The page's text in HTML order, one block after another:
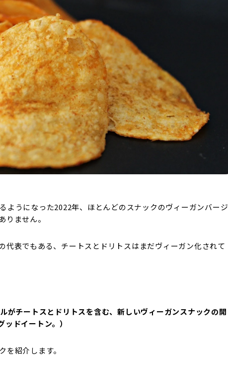
ようになった2022年、ほとんどのスナックのヴィーガンバージ
りません。
代表でもある、チートスとドリトスはまだヴィーガン化されて
がチートスとドリトスを含む、新しいヴィーガンスナックの開
ッドイートン。）
を紹介します。